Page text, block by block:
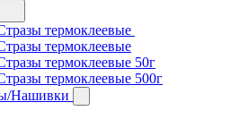
термоклеевые
термоклеевые
термоклеевые 50г
термоклеевые 500г
Нашивки